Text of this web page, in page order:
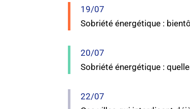
19/07
Sobriété énergétique :
20/07
Sobriété énergétique :
22/07